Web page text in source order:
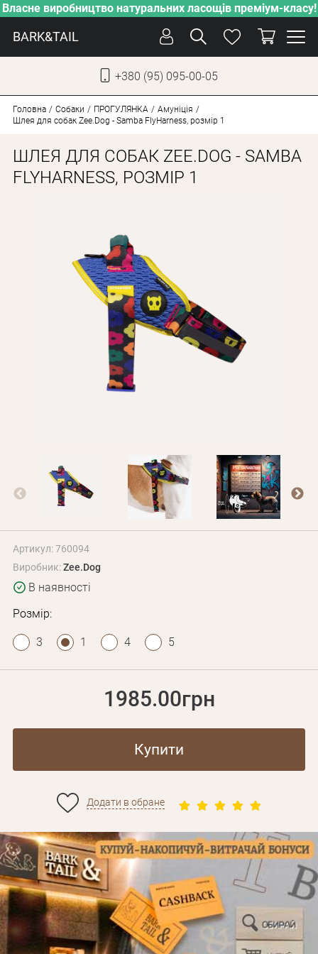
Власне виробництво натуральних ласощів преміум-класу!
BARK&TAIL
+380 (95) 095-00-05
ДОГЛЯД
ПІКЛУВАННЯ
НОВИНКИ
АКЦІЇ
ДЛЯ КОТІВ
Оплата і доставка
Програма лояльності
+380 (95) 095-00-05
Головна Собаки ПРОГУЛЯНКА
Амуніція
Шлея для собак Zee.Dog - Samba FlyHarness, розмір 1
ШЛЕЯ ДЛЯ СОБАК ZEE.DOG - SAMBA
FLYHARNESS, РОЗМІР 1
Артикул: 760094
Виробник:Zee.Dog
В наявності
Розмір:
3 1 4 5
1985.00грн
Купити
Додати в обране